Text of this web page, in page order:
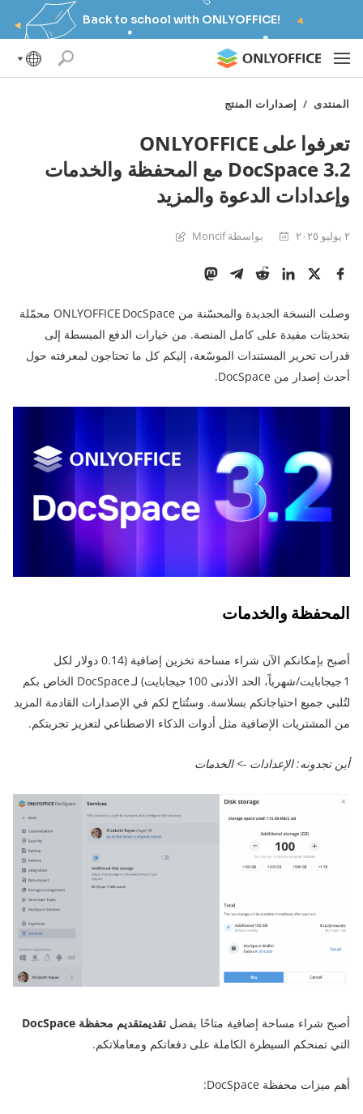
Back to school with ONLYOFFICE!
المنتدى / إصدارات المنتج
تعرفوا على ONLYOFFICE
DocSpace 3.2 مع المحفظة والخدمات
وإعدادات الدعوة والمزيد
٢ يوليو ٢٠٢٥ بواسطة Moncif
وصلت النسخة الجديدة والمحسّنة من ONLYOFFICE DocSpace محمّلة
بتحديثات مفيدة على كامل المنصة. من خيارات الدفع المبسطة إلى
قدرات تحرير المستندات الموسّعة، إليكم كل ما تحتاجون لمعرفته حول
أحدث إصدار من DocSpace.
المحفظة والخدمات
أصبح بإمكانكم الآن شراء مساحة تخزين إضافية (0.14 دولار لكل
1 جيجابايت/شهرياً، الحد الأدنى 100 جيجابايت) لـ DocSpace الخاص بكم
لتُلبي جميع احتياجاتكم بسلاسة. وستُتاح لكم في الإصدارات القادمة المزيد
من المشتريات الإضافية مثل أدوات الذكاء الاصطناعي لتعزيز تجربتكم.
أين تجدونه: الإعدادات -> الخدمات
أصبح شراء مساحة إضافية متاحًا بفضل تقديمتقديم محفظة DocSpace
التي تمنحكم السيطرة الكاملة على دفعاتكم ومعاملاتكم.
أهم ميزات محفظة DocSpace: